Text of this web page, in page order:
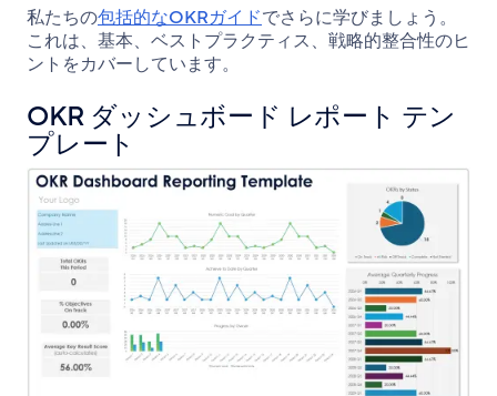
私たちの包括的なOKRガイドでさらに学びましょう。
これは、基本、ベストプラクティス、戦略的整合性のヒ
ントをカバーしています。
OKR ダッシュボード レポート テン
プレート